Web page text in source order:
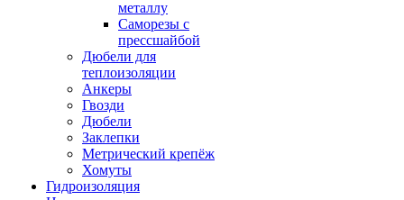
металлу
Саморезы с
прессшайбой
Дюбели для
теплоизоляции
Анкеры
Гвозди
Дюбели
Заклепки
Метрический крепёж
Хомуты
Гидроизоляция